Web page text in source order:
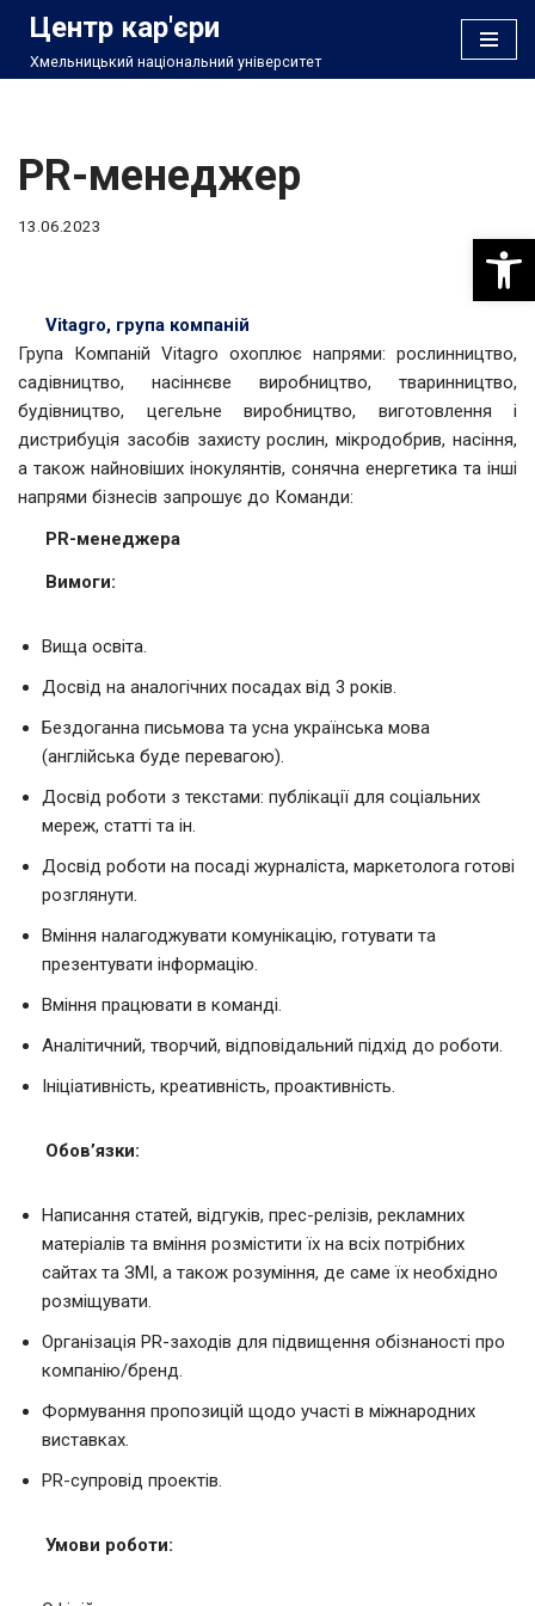
Перейти
Центр кар'єри
Хмельницький національний університет
PR-менеджер
13.06.2023
Vitagro, група компаній
Група Компаній Vitagro охоплює напрями: рослинництво,
садівництво, насіннєве виробництво, тваринництво,
будівництво, цегельне виробництво, виготовлення і
дистрибуція засобів захисту рослин, мікродобрив, насіння,
а також найновіших інокулянтів, сонячна енергетика та інші
напрями бізнесів запрошує до Команди:
PR-менеджера
Вимоги:
Вища освіта.
Досвід на аналогічних посадах від 3 років.
Бездоганна письмова та усна українська мова
(англійська буде перевагою).
Досвід роботи з текстами: публікації для соціальних
мереж, статті та ін.
Досвід роботи на посаді журналіста, маркетолога готові
розглянути.
Вміння налагоджувати комунікацію, готувати та
презентувати інформацію.
Вміння працювати в команді.
Аналітичний, творчий, відповідальний підхід до роботи.
Ініціативність, креативність, проактивність.
Обов’язки:
Написання статей, відгуків, прес-релізів, рекламних
матеріалів та вміння розмістити їх на всіх потрібних
сайтах та ЗМІ, а також розуміння, де саме їх необхідно
розміщувати.
Організація PR-заходів для підвищення обізнаності про
компанію/бренд.
Формування пропозицій щодо участі в міжнародних
виставках.
PR-супровід проектів.
Умови роботи: